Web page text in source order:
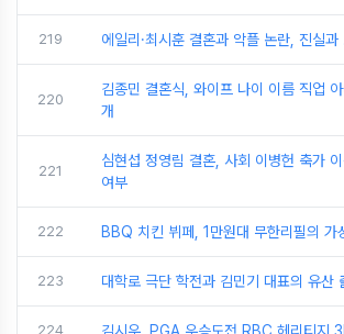
219 에일리·최시훈 결혼과 악플 논란, 진실
220
김종민 결혼식, 와이프 나이 이름 직업
개
221
심현섭 정영림 결혼, 사회 이병헌 축가
여부
222 BBQ 치킨 뷔페, 1만원대 무한리필의 가
223 대학로 극단 학전과 김민기 대표의 유산
224